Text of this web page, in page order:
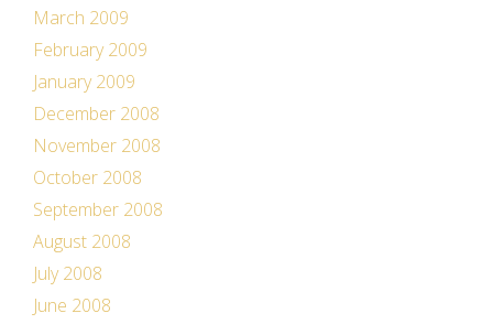
March 2009
February 2009
January 2009
December 2008
November 2008
October 2008
September 2008
August 2008
July 2008
June 2008